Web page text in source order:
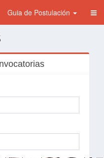
Guia de Postulación